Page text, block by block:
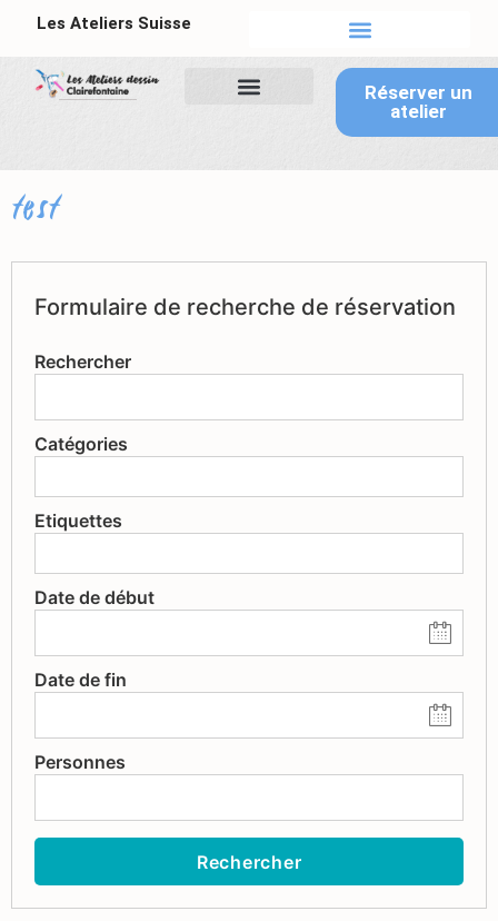
Les Ateliers Suisse
Réserver un
atelier
test
Formulaire de recherche de réservation
Rechercher
Catégories
Etiquettes
Date de début
Date de fin
Personnes
Rechercher